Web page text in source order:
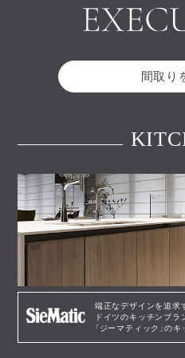
間取り
端正なデザインを追求す
ドイツのキッチンブラ
「ジーマティック」のキ